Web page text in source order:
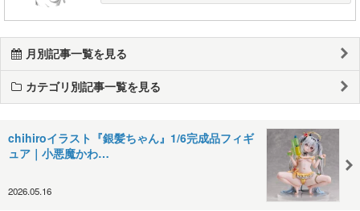
月別記事一覧を見る
カテゴリ別記事一覧を見る
chihiroイラスト『銀髪ちゃん』1/6完成品フィギ
ュア｜小悪魔かわ…
2026.05.16